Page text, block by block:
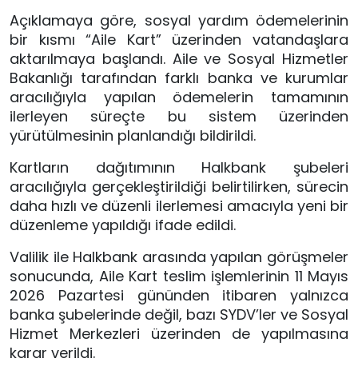
Açıklamaya göre, sosyal yardım ödemelerinin
bir kısmı “Aile Kart” üzerinden vatandaşlara
aktarılmaya başlandı. Aile ve Sosyal Hizmetler
Bakanlığı tarafından farklı banka ve kurumlar
aracılığıyla yapılan ödemelerin tamamının
ilerleyen süreçte bu sistem üzerinden
yürütülmesinin planlandığı bildirildi.
Kartların dağıtımının Halkbank şubeleri
aracılığıyla gerçekleştirildiği belirtilirken, sürecin
daha hızlı ve düzenli ilerlemesi amacıyla yeni bir
düzenleme yapıldığı ifade edildi.
Valilik ile Halkbank arasında yapılan görüşmeler
sonucunda, Aile Kart teslim işlemlerinin 11 Mayıs
2026 Pazartesi gününden itibaren yalnızca
banka şubelerinde değil, bazı SYDV’ler ve Sosyal
Hizmet Merkezleri üzerinden de yapılmasına
karar verildi.